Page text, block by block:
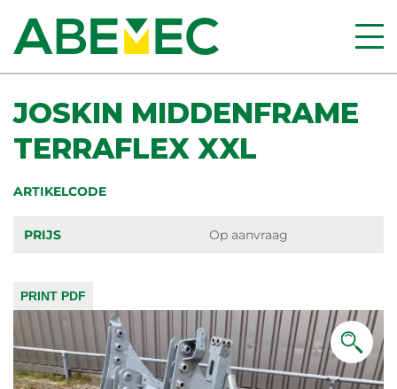
JOSKIN MIDDENFRAME
TERRAFLEX XXL
ARTIKELCODE
PRIJS Op aanvraag
PRINT PDF